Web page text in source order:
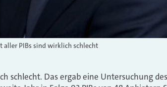
aller PIBs sind wirklich schlecht
schlecht. Das ergab eine Untersuchung